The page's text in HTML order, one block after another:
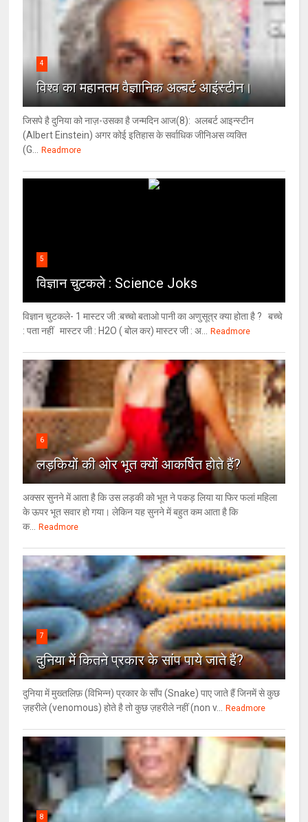
4
विश्‍व का महानतम वैज्ञानिक अल्बर्ट आइंस्टीन।
जिसपे है दुनिया को नाज़-उसका है जन्मदिन आज(8): अलबर्ट आइन्स्टीन
(Albert Einstein) अगर कोई इतिहास के सर्वाधिक जीनिअस व्यक्ति
(G...
Readmore
5
विज्ञान चुटकले : Science Joks
विज्ञान चुटकले- 1 मास्टर जी :बच्चो बताओ पानी का अणुसूत्र क्या होता है ? बच्चे
: पता नहीं मास्टर जी : H2O ( बोल कर) मास्टर जी : अ...
Readmore
6
लड़कियों की ओर भूत क्‍यों आकर्षित होते हैं?
अक्सर सुनने में आता है कि उस लड़की को भूत ने पकड़ लिया या फिर फलां महिला
के ऊपर भूत सवार हो गया। लेकिन यह सुनने में बहुत कम आता है कि
क...
Readmore
7
दुनिया में कितने प्रकार के सांप पाये जाते हैं?
दुनिया में मुख्तलिफ़ (विभिन्न) प्रकार के साँप (Snake) पाए जाते हैं जिनमें से कुछ
ज़हरीले (venomous) होते है तो कुछ ज़हरीले नहीं (non v...
Readmore
8